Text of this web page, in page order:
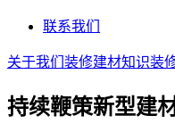
联系我们
关于我们 装修建材知识装
持续鞭策新型建